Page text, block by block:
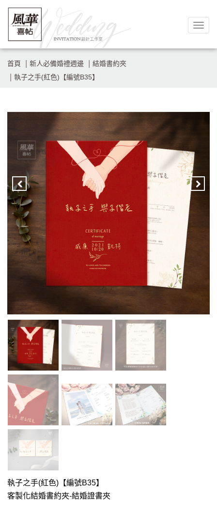
首頁 新人必備婚禮週邊
結婚書約夾
執子之手(紅色)【編號B35】
Previous
執子之手(紅色)【編號B35】
客製化結婚書約夾-結婚證書夾